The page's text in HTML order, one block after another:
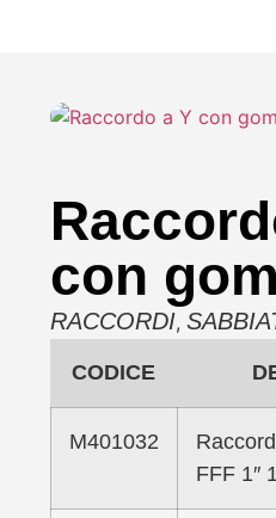
con
RACCORDI,
CODICE
M401032
FFF 1″